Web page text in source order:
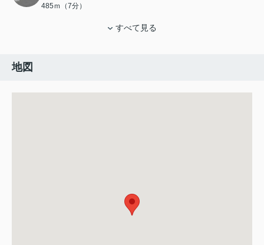
485ｍ（7分）
すべて見る
地図